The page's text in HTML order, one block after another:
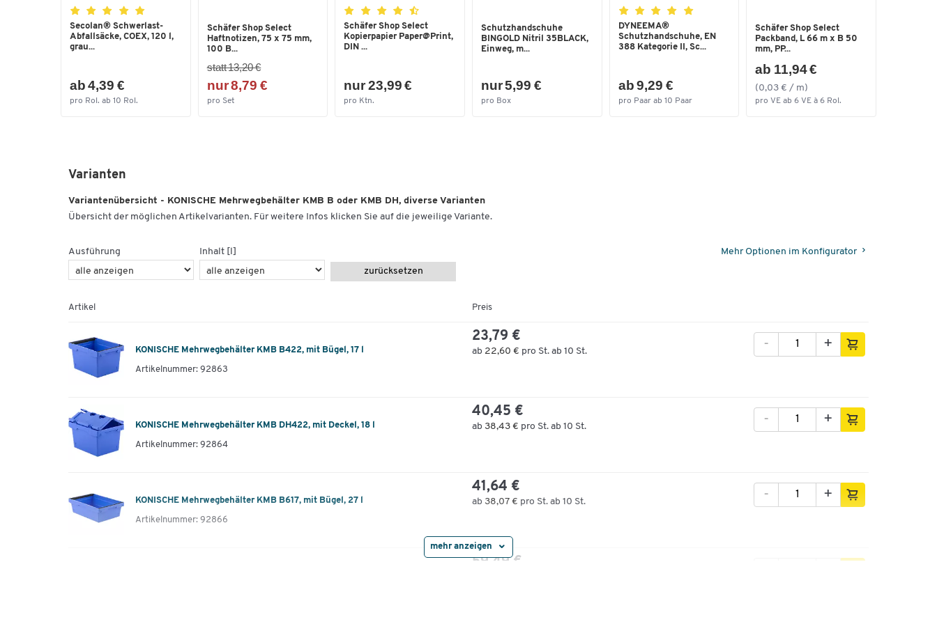
Nestbar
Oberfläche glatt
Serie KMB-B 422
Tiefe [mm]
Wandkonstruktion
235
Secolan® Schwerlast-
Abfallsäcke, COEX, 120 l,
grau...
ab 4,39 €
pro Rol. ab 10 Rol.
Schäfer Shop Select
Haftnotizen, 75 x 75 mm,
100 B...
statt 13,20 €
nur 8,79 €
pro Set
Schäfer Shop Select
Kopierpapier Paper@Print,
DIN ...
nur 23,99 €
pro Ktn.
Schutzhandschuhe
BINGOLD Nitril 35BLACK,
Einweg, m...
nur 5,99 €
pro Box
DYNEEMA®
Schutzhandschuhe, EN
388 Kategorie II, Sc...
ab 9,29 €
pro Paar ab 10 Paar
Schäfer Shop Select
Packband, L 66 m x B 50
mm, PP...
ab 11,94 €
(0,03 € / m)
pro VE ab 6 VE à 6 Rol.
Varianten
Variantenübersicht - KONISCHE Mehrwegbehälter KMB B oder KMB DH, diverse Varianten
Übersicht der möglichen Artikelvarianten. Für weitere Infos klicken Sie auf die jeweilige Variante.
Ausführung
Inhalt [l]
zurücksetzen
Mehr Optionen im Konfigurator
Artikel Preis
KONISCHE Mehrwegbehälter KMB B422, mit Bügel, 17 l
Artikelnummer: 92863
23,79 €
ab 22,60 € pro St. ab 10 St.
+
-
KONISCHE Mehrwegbehälter KMB DH422, mit Deckel, 18 l
Artikelnummer: 92864
40,45 €
ab 38,43 € pro St. ab 10 St.
+
-
KONISCHE Mehrwegbehälter KMB B617, mit Bügel, 27 l
Artikelnummer: 92866
41,64 €
ab 38,07 € pro St. ab 10 St.
+
-
59,49 €
mehr anzeigen